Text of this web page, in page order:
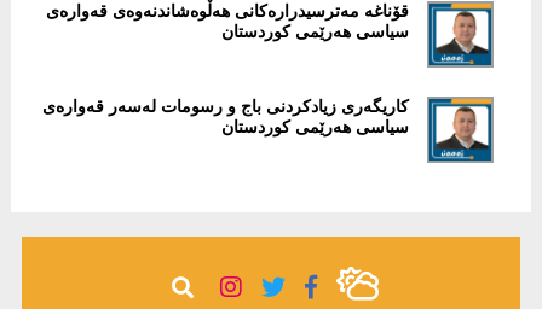
قۆناغە مەترسیدرارەکانی ھەڵوەشاندنەوەی قەوارەی
سیاسی ھەرێمی کوردستان
کاریگەری زیادکردنی باج و رسومات لەسەر قەوارەی
سیاسی ھەرێمی کوردستان